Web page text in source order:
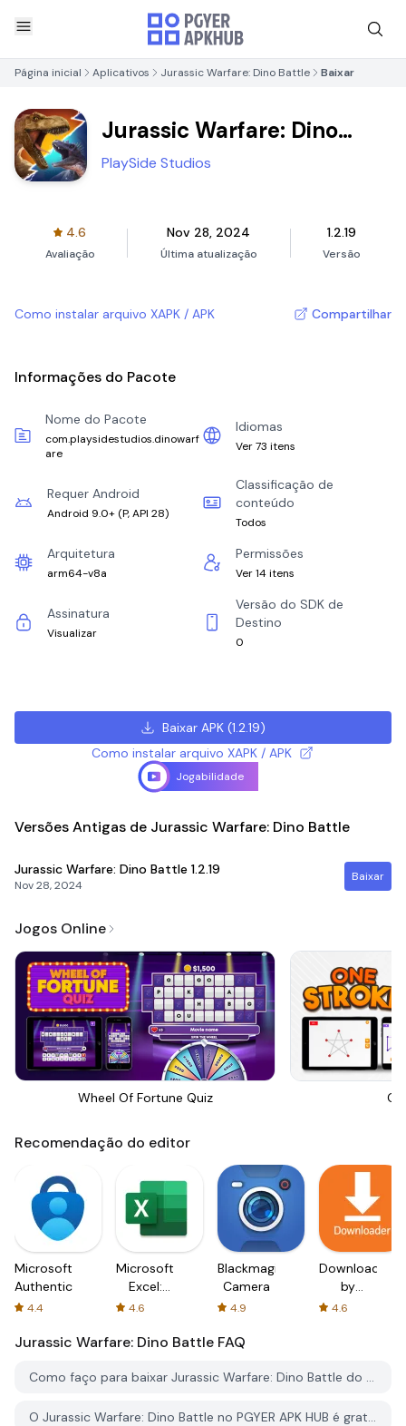
Página inicial Aplicativos Jurassic Warfare: Dino Battle Baixar
Jurassic Warfare: Dino
Battle
PlaySide Studios
4.6
Avaliação
Nov 28, 2024
Última atualização
1.2.19
Versão
Como instalar arquivo XAPK / APK Compartilhar
Informações do Pacote
Nome do Pacote
com.playsidestudios.dinowarf
are
Idiomas
Ver 73 itens
Requer Android
Android 9.0+ (P, API 28)
Classificação de
conteúdo
Todos
Arquitetura
arm64-v8a
Permissões
Ver 14 itens
Assinatura
Visualizar
Versão do SDK de
Destino
0
Baixar APK(1.2.19)
Como instalar arquivo XAPK / APK
Jogabilidade
Versões Antigas de Jurassic Warfare: Dino Battle
Jurassic Warfare: Dino Battle 1.2.19
Nov 28, 2024
Baixar
Jogos Online
Wheel Of Fortune Quiz
Recomendação do editor
Microsoft
Authenticator
4.4
Microsoft
Excel:
Spreadsheets
4.6
Blackmagic
Camera
4.9
Downloader
by
AFTVnews
4.6
Jurassic Warfare: Dino Battle FAQ
Como faço para baixar Jurassic Warfare: Dino Battle do PGYER APK HUB?
O Jurassic Warfare: Dino Battle no PGYER APK HUB é gratuito para baixar?